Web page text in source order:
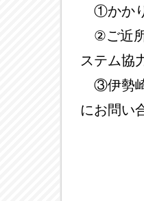
①かかり
②ご近所
ステム協
③伊勢崎
にお問い